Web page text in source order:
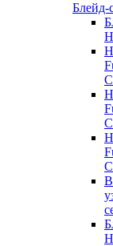
Блейд-